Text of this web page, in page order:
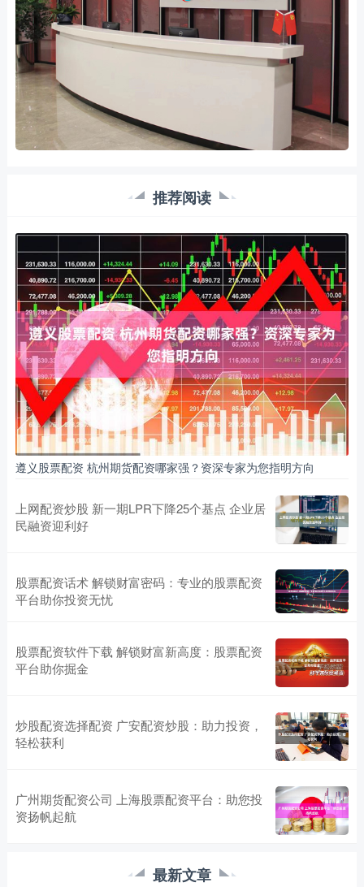
推荐阅读
遵义股票配资 杭州期货配资哪家强？资深专家为您指明方向
上网配资炒股 新一期LPR下降25个基点 企业居
民融资迎利好
股票配资话术 解锁财富密码：专业的股票配资
平台助你投资无忧
股票配资软件下载 解锁财富新高度：股票配资
平台助你掘金
炒股配资选择配资 广安配资炒股：助力投资，
轻松获利
广州期货配资公司 上海股票配资平台：助您投
资扬帆起航
最新文章